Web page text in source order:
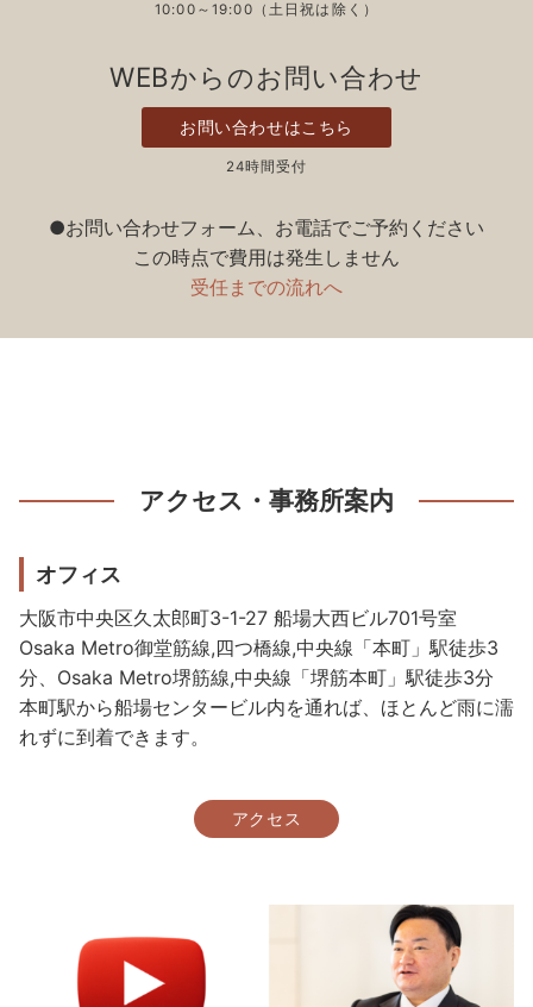
10:00～19:00（土日祝は除く）
WEBからのお問い合わせ
お問い合わせはこちら
24時間受付
●お問い合わせフォーム、お電話でご予約ください
この時点で費用は発生しません
受任までの流れへ
アクセス・事務所案内
オフィス
大阪市中央区久太郎町3-1-27 船場大西ビル701号室
Osaka Metro御堂筋線,四つ橋線,中央線「本町」駅徒歩3
分、Osaka Metro堺筋線,中央線「堺筋本町」駅徒歩3分
本町駅から船場センタービル内を通れば、ほとんど雨に濡
れずに到着できます。
アクセス